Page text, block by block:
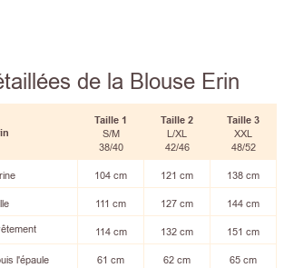
de la Blouse Erin
Taille 1
S/M
38/40
Taille 2
L/XL
42/46
Taille 3
XXL
48/52
104 cm 121 cm 138 cm
111 cm 127 cm
144 cm
114 cm 132 cm 151 cm
l'épaule 61 cm 62 cm 65 cm